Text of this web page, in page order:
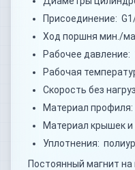
Присоединение:
Ход поршня мин./
Рабочее давление:
Рабочая
Скорость без
Материал
Материал крышек
Уплотнения:
Постоянный магнит